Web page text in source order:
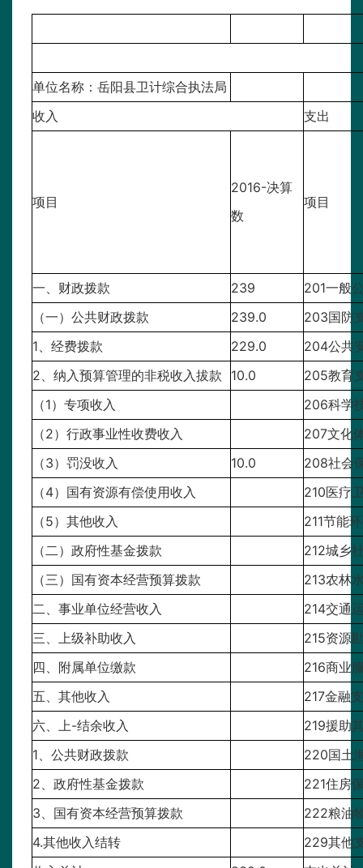
单位名称：岳阳县卫计综合执法局
收入
支出
项目
2016-决算
数
项目
一、财政拨款 239
201一般
（一）公共财政拨款
239.0
203国防
1、经费拨款
229.0
204公共
2、纳入预算管理的非税收入拔款
10.0
205教育
（1）专项收入
206科学
（2）行政事业性收费收入
207文化
（3）罚没收入
10.0
208社会
（4）国有资源有偿使用收入
210医疗
（5）其他收入
211节能
（二）政府性基金拨款
212城乡
（三）国有资本经营预算拨款
213农林
二、事业单位经营收入
214交通
三、上级补助收入
215资源
四、附属单位缴款
216商业
五、其他收入
217金融
六、上-结余收入
219援助
1、公共财政拨款
220国土
2、政府性基金拨款
221住房
3、国有资本经营预算拨款
222粮油
4.其他收入结转
229其他